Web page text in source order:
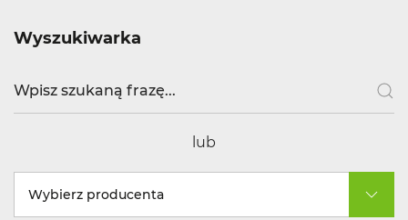
Wyszukiwarka
lub
Wybierz producenta